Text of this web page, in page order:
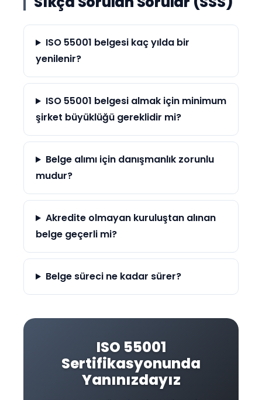
ISO 55001 belgesi kaç yılda bir
yenilenir?
ISO 55001 belgesi almak için minimum
şirket büyüklüğü gereklidir mi?
Belge alımı için danışmanlık zorunlu
mudur?
Akredite olmayan kuruluştan alınan
belge geçerli mi?
Belge süreci ne kadar sürer?
ISO 55001
Sertifikasyonunda
Yanınızdayız